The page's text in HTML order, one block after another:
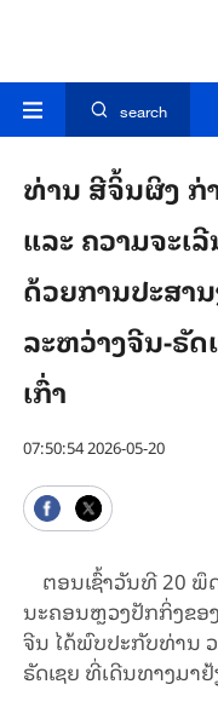
search
ທ່ານ ສີຈິ້ນຜິງ ກ່
ແລະ ຄວາມຈະເ
ດ້ວຍການປະສາ
ລະຫວ່າງຈີນ-ຣັ
ເກົ່າ
07:50:54 2026-05-20
ຕອນເຊົ້າວັນທີ 20
ນະຄອນຫຼວງປັກກິ່ງຂອ
ຈີນ ໄດ້ພົບປະກັບທ່ານ
ຣັດເຊຍ ທີ່ເດີນທາງມາ